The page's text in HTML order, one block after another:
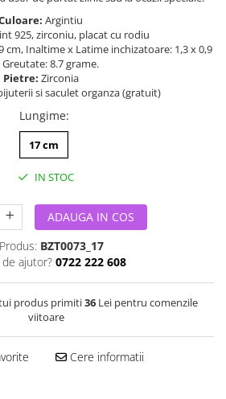
Argintiu
925, zirconiu, placat cu rodiu
cm, Inaltime x Latime inchizatoare: 1,3 x 0,9
Greutate: 8.7 grame.
Pietre: Zirconia
si saculet organza (gratuit)
Lungime:
17 cm
IN STOC
ADAUGA IN COS
BZT0073_17
ajutor? 0722 222 608
produs primiti36Lei pentru comenzile
viitoare
Cere informatii